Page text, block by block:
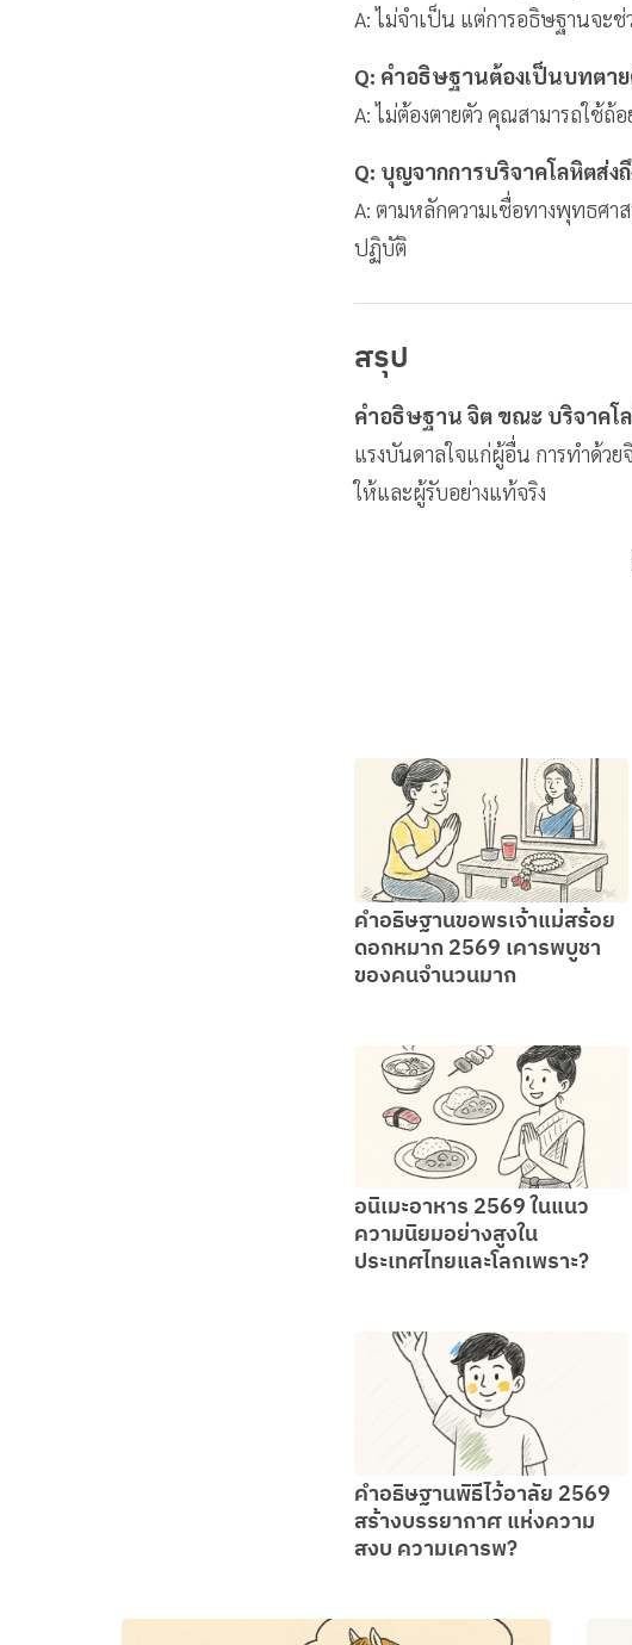
A: ไม่จำเป็น แต่การอธิษฐานจะ
Q: คำอธิษฐานต้องเป็นบทตา
A: ไม่ต้องตายตัว คุณสามารถใช้ถ้
Q: บุญจากการบริจาคโลหิตส่ง
A: ตามหลักความเชื่อทางพุทธศา
ปฏิบัติ
สรุป
คำอธิษฐาน จิต ขณะ บริจาคโ
แรงบันดาลใจแก่ผู้อื่น การทำด้ว
ให้และผู้รับอย่างแท้จริง
คำอธิษฐานขอพรเจ้าแม่สร้อย
ดอกหมาก 2569 เคารพบูชา
ของคนจำนวนมาก
อนิเมะอาหาร 2569 ในแนว
ความนิยมอย่างสูงใน
ประเทศไทยและโลกเพราะ?
คำอธิษฐานพิธีไว้อาลัย 2569
สร้างบรรยากาศ แห่งความ
สงบ ความเคารพ?